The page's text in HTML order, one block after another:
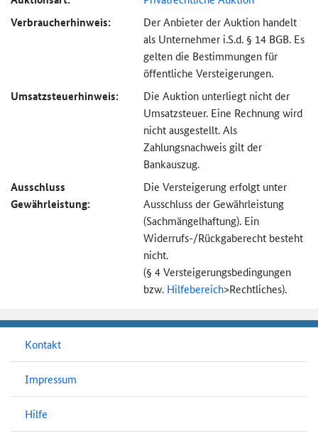
Verbraucher­hinweis:
Der Anbieter der Auktion handelt
als Unternehmer i.S.d. § 14 BGB. Es
gelten die Bestimmungen für
öffentliche Versteigerungen.
Umsatzsteuer­hinweis:
Die Auktion unterliegt nicht der
Umsatzsteuer. Eine Rechnung wird
nicht ausgestellt. Als
Zahlungsnachweis gilt der
Bankauszug.
Ausschluss
Gewährleistung:
Die Versteigerung erfolgt unter
Ausschluss der Gewährleistung
(Sachmängel­haftung). Ein
Widerrufs-/Rückgaberecht besteht
nicht.
(§ 4 Versteigerungs­bedingungen
bzw. Hilfebereich>Rechtliches).
Kontakt
Impressum
Hilfe